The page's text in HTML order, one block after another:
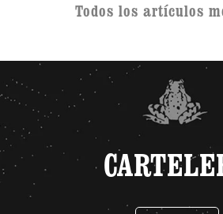
Todos los artículos